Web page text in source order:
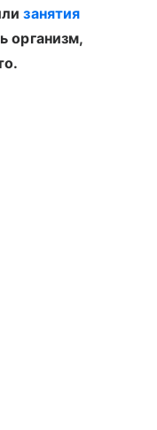
занятия
организм,